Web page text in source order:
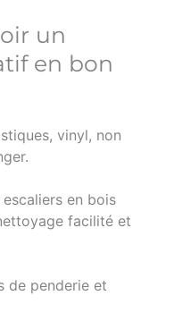
un
en bon
vinyl, non
en bois
facilité et
de penderie et